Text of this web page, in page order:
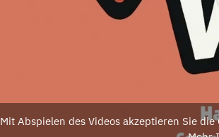
Mit Abspielen des Videos akzeptieren Sie